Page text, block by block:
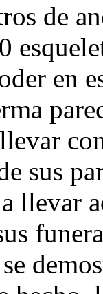
de
en
sus
llevar